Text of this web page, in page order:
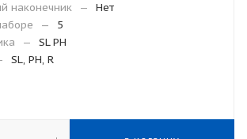
наконечник
—
Нет
—
5
—
SL PH
SL, PH, R